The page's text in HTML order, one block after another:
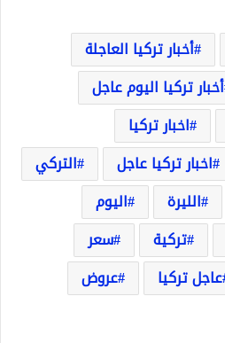
أخبار تركيا العاجلة
أخبار تركيا اليوم عاجل
اخبار تركيا
اخبار تركيا عاجل
التركي
الليرة
اليوم
تركية
سعر
عاجل تركيا
عروض